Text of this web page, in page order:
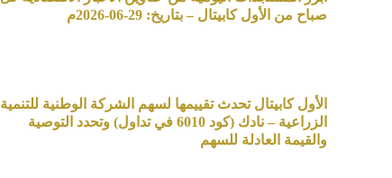
صباح من الأول كابيتال – بتاريخ: 29-06-2026م
الأول كابيتال تحدث تقييمها لسهم الشركة الوطنية للتنمية
الزراعية – نادك (كود 6010 في تداول) وتحدد التوصية
والقيمة العادلة للسهم